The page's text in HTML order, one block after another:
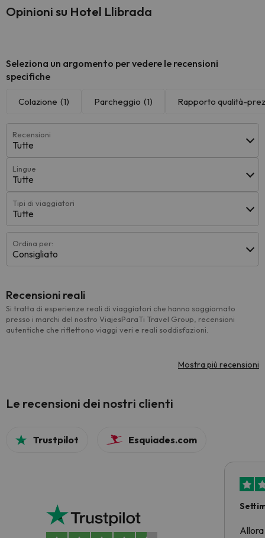
Opinioni su Hotel Llibrada
Seleziona un argomento per vedere le recensioni
specifiche
Colazione (1) Parcheggio (1) Rapporto qualità-
Recensioni
Tutte
Lingue
Tutte
Tipi di viaggiatori
Tutte
Ordina per:
Consigliato
Recensioni reali
Si tratta di esperienze reali di viaggiatori che hanno soggiornato
presso i marchi del nostro ViajesParaTi Travel Group, recensioni
autentiche che riflettono viaggi veri e reali soddisfazioni.
Mostra più recensioni
Le recensioni dei nostri clienti
Trustpilot Esquiades.com
Allora